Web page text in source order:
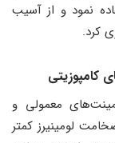
نمود و از آسیب
کرد.
کامپوزیتی
معمولی و
لومینیرز کمتر